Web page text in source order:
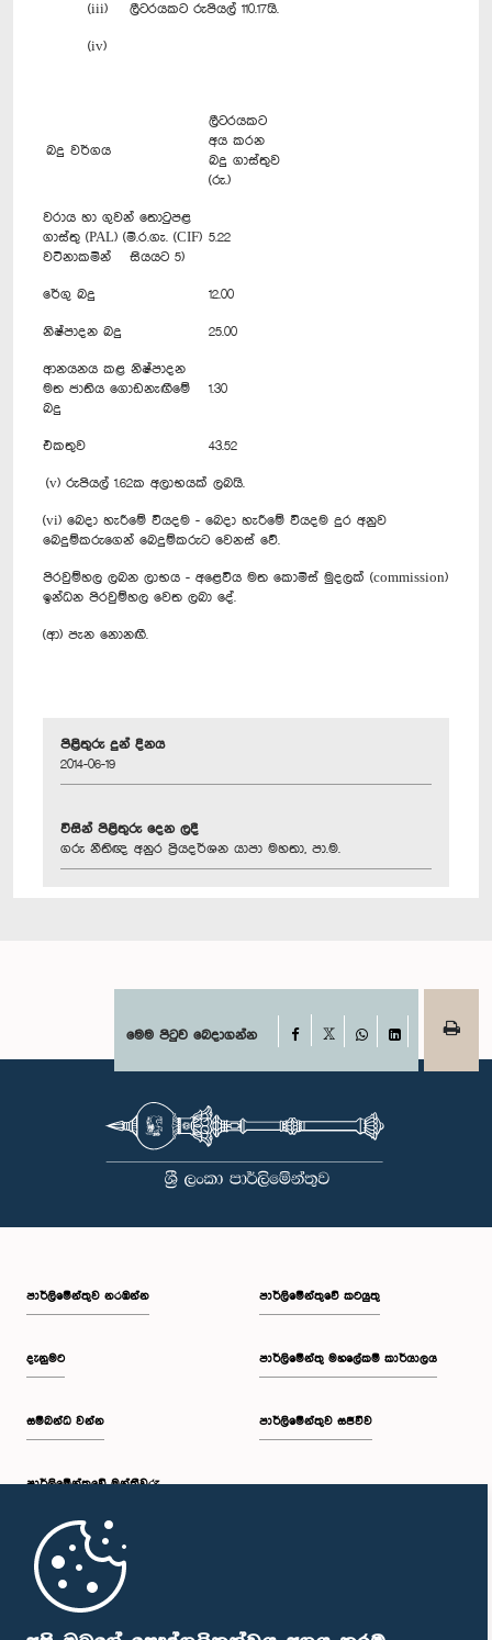
(iii) ලීටරයකට රුපියල් 110.17යි.
(iv)
බදු වර්ගය
ලීටරයකට
අය කරන
බදු ගාස්තුව
(රු.)
වරාය හා ගුවන් තොටුපළ
ගාස්තු (PAL) (මි.ර.ගැ. (CIF)
වටිනාකමින් සියයට 5)
5.22
රේගු බදු 12.00
නිෂ්පාදන බදු 25.00
ආනයනය කළ නිෂ්පාදන
මත ජාතිය ගොඩනැඟීමේ
බදු
1.30
එකතුව 43.52
(v) රුපියල් 1.62ක අලාභයක් ලබයි.
(vi) බෙදා හැරීමේ වියදම - බෙදා හැරීමේ වියදම දුර අනුව
බෙදුම්කරුගෙන් බෙදුම්කරුට වෙනස් වේ.
පිරවුම්හල ලබන ලාභය - අළෙවිය මත කොමිස් මුදලක් (commission)
ඉන්ධන පිරවුම්හල වෙත ලබා දේ.
(ආ) පැන නොනඟී.
පිළිතුරු දුන් දිනය
2014-06-19
විසින් පිළිතුරු දෙන ලදී
ගරු නීතිඥ අනුර ප්‍රියදර්ශන යාපා මහතා, පා.ම.
මෙම පිටුව බෙදාගන්න Facebook
WhatsAppLinkedIn
පාර්ලි‌මේන්තුව නරඹන්න
දැනුමට
සම්බන්ධ වන්න
පාර්ලි‌මේන්තුවේ මන්ත්‍රීවරු
මුල් පිටුව
පාර්ලිමේන්තුවේ කටයුතු
පාර්ලිමේන්තු මහලේකම් කාර්යාලය
පාර්ලිමේන්තුව සජීවීව
පාර්ලිමේන්තු ජංගම යෙදුම